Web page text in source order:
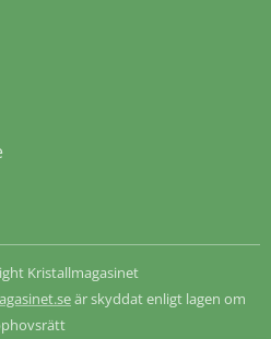
Kristallmagasinet
är skyddat enligt lagen om